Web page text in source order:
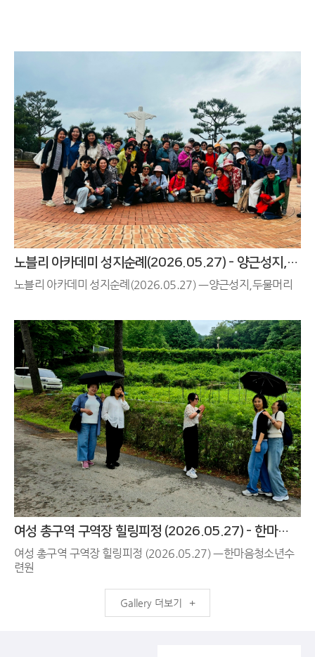
노블리 아카데미 성지순례(2026.05.27) - 양근성지, 두물머리
노블리 아카데미 성지순례(2026.05.27) ㅡ양근성지,두물머리
여성 총구역 구역장 힐링피정 (2026.05.27) - 한마음청소년수련원
여성 총구역 구역장 힐링피정 (2026.05.27) ㅡ한마음청소년수
련원
더보기